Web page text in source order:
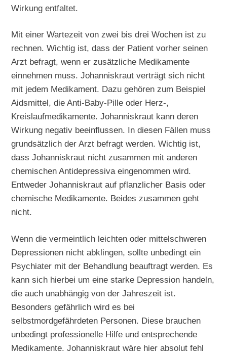
Wirkung entfaltet.
Mit einer Wartezeit von zwei bis drei Wochen ist zu
rechnen. Wichtig ist, dass der Patient vorher seinen
Arzt befragt, wenn er zusätzliche Medikamente
einnehmen muss. Johanniskraut verträgt sich nicht
mit jedem Medikament. Dazu gehören zum Beispiel
Aidsmittel, die Anti-Baby-Pille oder Herz-,
Kreislaufmedikamente. Johanniskraut kann deren
Wirkung negativ beeinflussen. In diesen Fällen muss
grundsätzlich der Arzt befragt werden. Wichtig ist,
dass Johanniskraut nicht zusammen mit anderen
chemischen Antidepressiva eingenommen wird.
Entweder Johanniskraut auf pflanzlicher Basis oder
chemische Medikamente. Beides zusammen geht
nicht.
Wenn die vermeintlich leichten oder mittelschweren
Depressionen nicht abklingen, sollte unbedingt ein
Psychiater mit der Behandlung beauftragt werden. Es
kann sich hierbei um eine starke Depression handeln,
die auch unabhängig von der Jahreszeit ist.
Besonders gefährlich wird es bei
selbstmordgefährdeten Personen. Diese brauchen
unbedingt professionelle Hilfe und entsprechende
Medikamente. Johanniskraut wäre hier absolut fehl